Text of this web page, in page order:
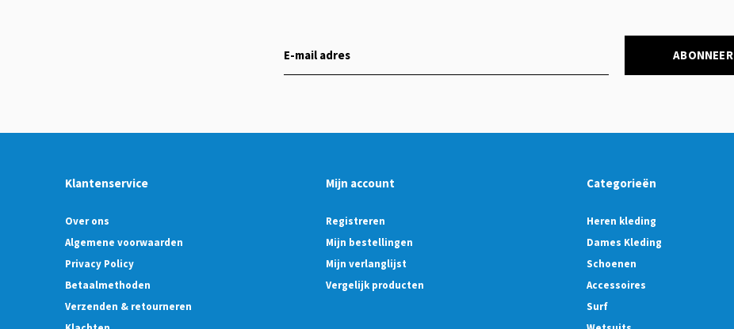
ABONNEER
Klantenservice
Over ons
Algemene voorwaarden
Privacy Policy
Betaalmethoden
Verzenden & retourneren
Mijn account
Registreren
Mijn bestellingen
Mijn verlanglijst
Vergelijk producten
Categorieën
Heren kleding
Dames Kleding
Schoenen
Accessoires
Surf